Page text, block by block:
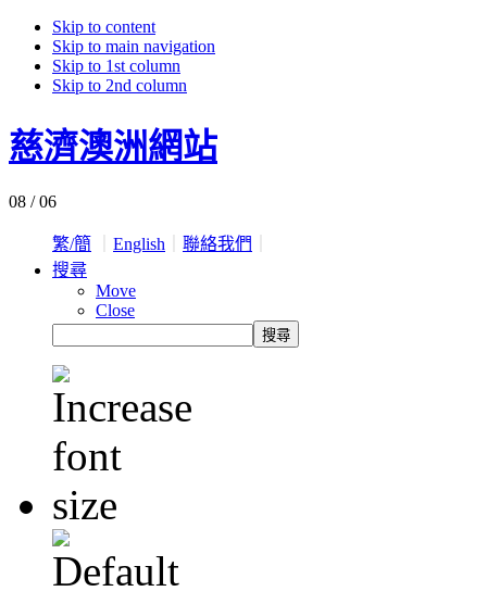
Skip to content
Skip to main navigation
Skip to 1st column
Skip to 2nd column
慈濟澳洲網站
08 / 06
繁/簡 English 聯絡我們
搜尋
Move
Close